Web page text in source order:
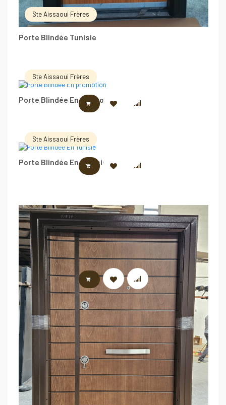
Ste Aissaoui Frères
Porte Blindée Tunisie
Ste Aissaoui Frères
Porte Blindée En promotionLIRE LA SUITE
Ste Aissaoui Frères
Porte Blindée En TunisieLIRE LA SUITE
LIRE LA SUITE